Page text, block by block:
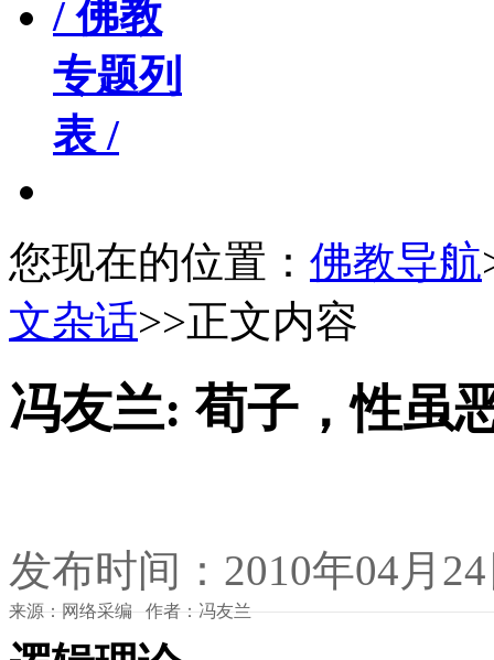
/ 佛教
专题列
表 /
您现在的位置： 佛教导航
文杂话>>正文内容
冯友兰: 荀子，性虽
发布时间：2010年04月
来源：网络采编 作者：冯友兰